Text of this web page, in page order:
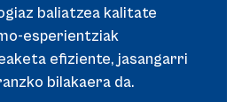
baliatzea kalitate
esperientziak
efiziente, jasangarri
bilakaera da.